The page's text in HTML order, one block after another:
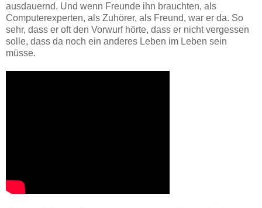
ausdauernd. Und wenn Freunde ihn brauchten, als
Computerexperten, als Zuhörer, als Freund, war er da. So
sehr, dass er oft den Vorwurf hörte, dass er nicht vergessen
solle, dass da noch ein anderes Leben im Leben sein
müsse.